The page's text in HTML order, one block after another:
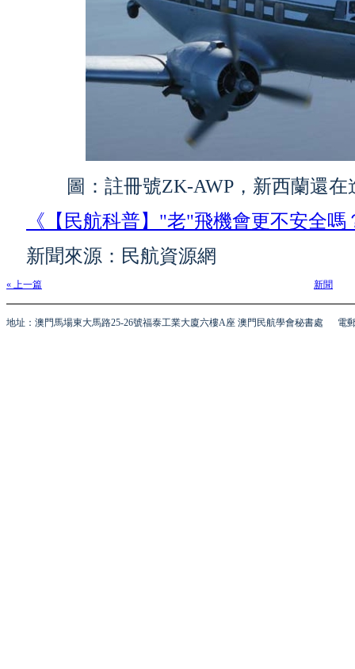
圖：註冊號ZK-AWP，新西蘭還
《【民航科普】"老"飛機會更不安全嗎
新聞來源：民航資源網
« 上一篇 新聞
地址：澳門馬場東大馬路25-26號福泰工業大廈六樓A座 澳門民航學會秘書處 電